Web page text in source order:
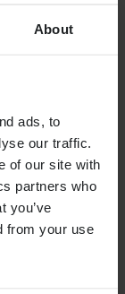
About
ads, to
our traffic.
of our site with
partners who
you’ve
from your use